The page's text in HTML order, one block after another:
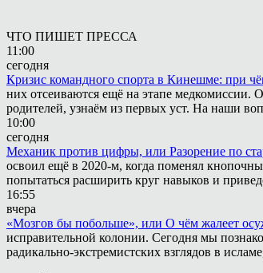
ЧТО ПИШЕТ ПРЕССА
11:00
сегодня
Кризис командного спорта в Кинешме: при
них отсеиваются ещё на этапе медкомиссии.
родителей, узнаём из первых уст. На наши
10:00
сегодня
Механик против цифры, или Разорение по
освоил ещё в 2020-м, когда поменял
попытаться расширить круг навыков и
16:55
вчера
«Мозгов бы побольше», или О чём жалеет
исправительной колонии. Сегодня мы
радикально-экстремистских взглядов в